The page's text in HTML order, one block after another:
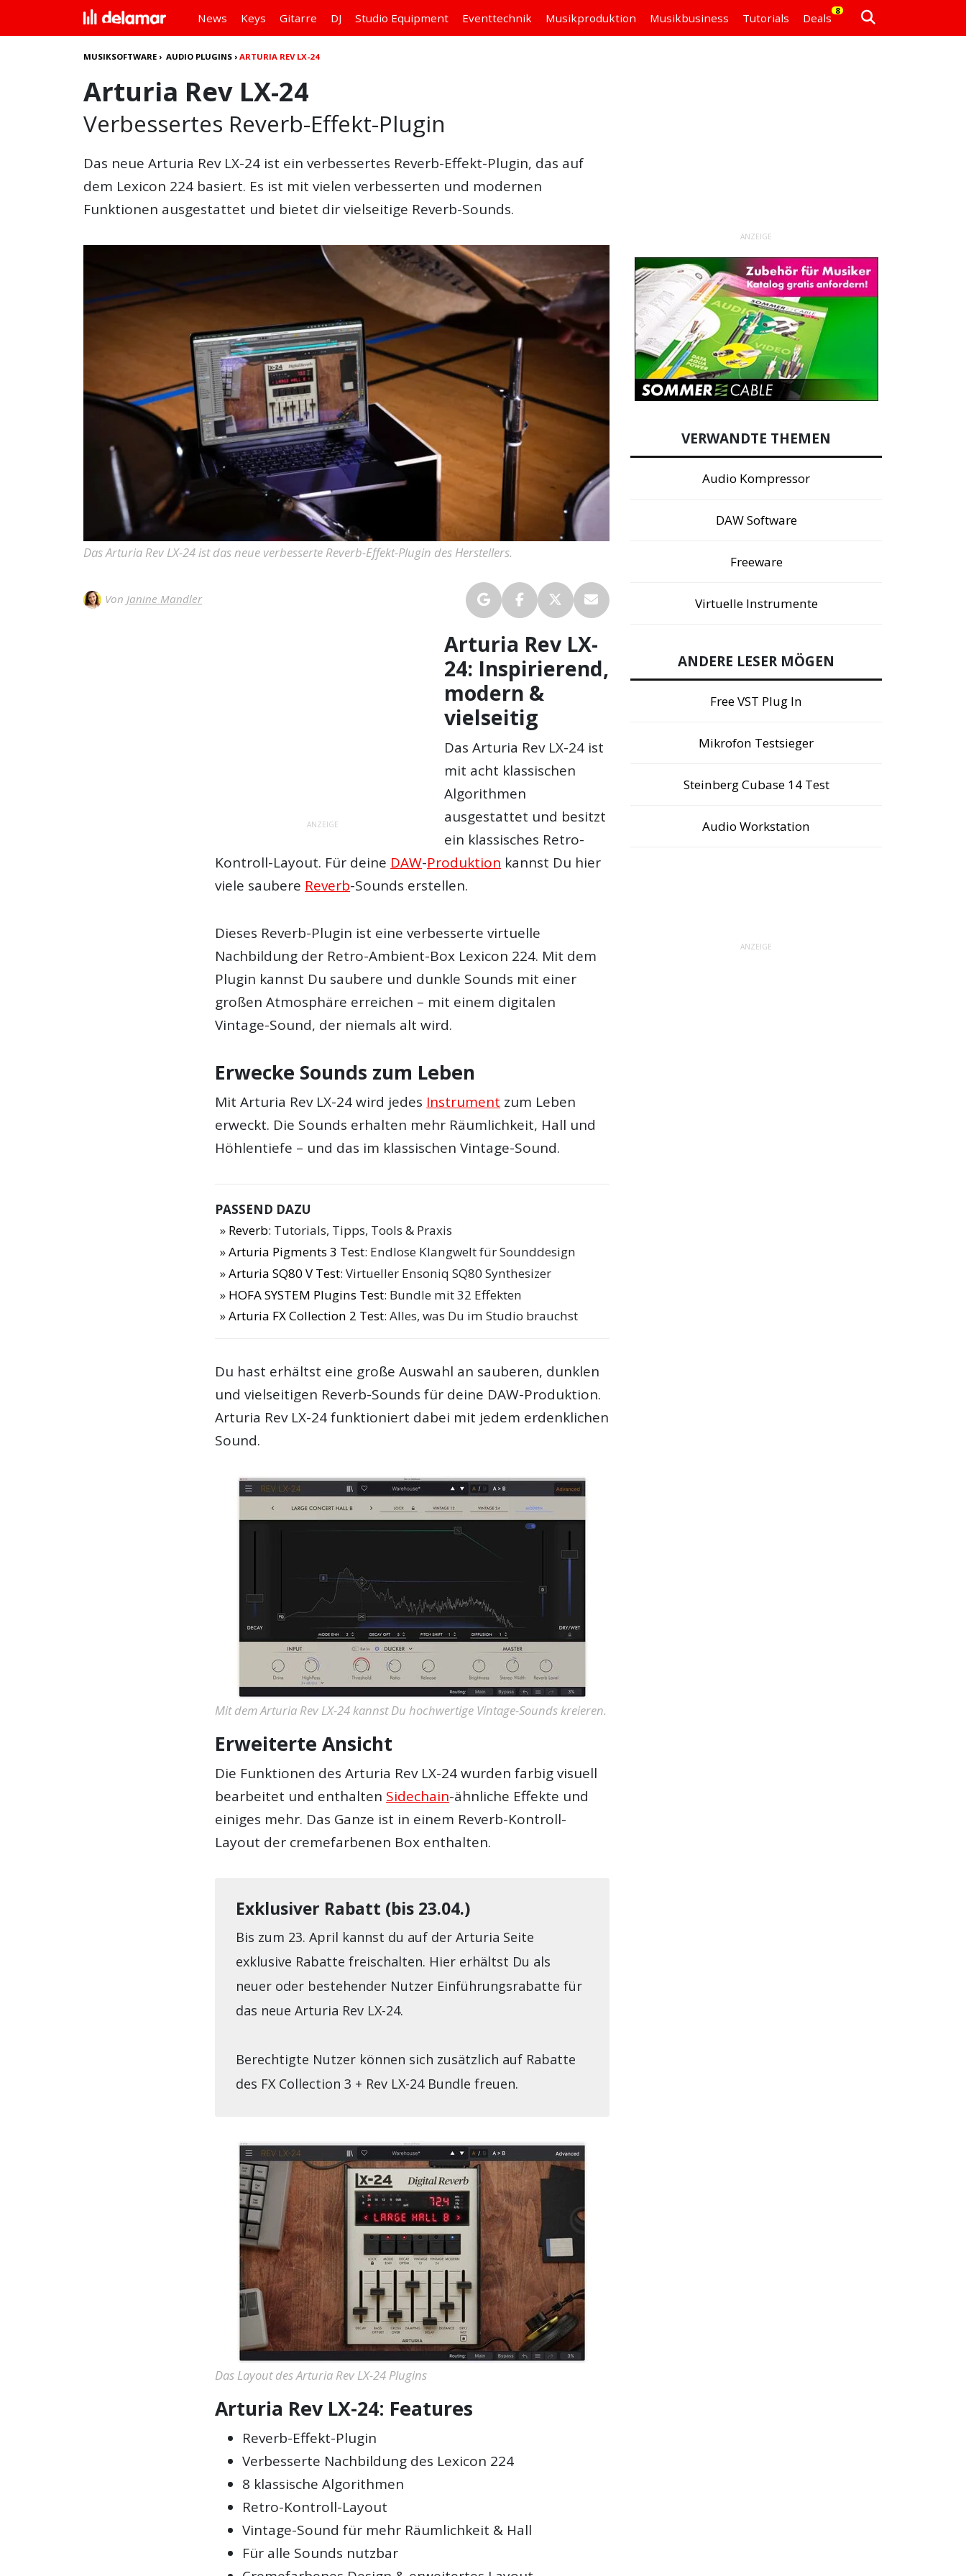
News Keys Gitarre DJ Studio Equipment Eventtechnik Musikproduktion Musikbusiness Tutorials Deals
8
MUSIKSOFTWARE ›AUDIO PLUGINS ›ARTURIA REV LX-24
Arturia Rev LX-24
Verbessertes Reverb-Effekt-Plugin
Das neueArturia Rev LX-24 ist ein verbessertes Reverb-Effekt-Plugin, das auf
dem Lexicon 224 basiert. Es ist mit vielen verbesserten und modernen
Funktionen ausgestattet und bietet dir vielseitige Reverb-Sounds.
Das Arturia Rev LX-24 ist das neue verbesserte Reverb-Effekt-Plugin des Herstellers.
Von Janine Mandler
ANZEIGE
Arturia Rev LX-
24: Inspirierend,
modern &
vielseitig
Das Arturia Rev LX-24 ist
mit acht klassischen
Algorithmen
ausgestattet und besitzt
ein klassisches Retro-
Kontroll-Layout. Für deine DAW-Produktion kannst Du hier
viele saubere Reverb-Sounds erstellen.
Dieses Reverb-Plugin ist eine verbesserte virtuelle
Nachbildung der Retro-Ambient-Box Lexicon 224. Mit dem
Plugin kannst Du saubere und dunkle Sounds mit einer
großen Atmosphäre erreichen – mit einem digitalen
Vintage-Sound, der niemals alt wird.
Erwecke Sounds zum Leben
Mit Arturia Rev LX-24 wird jedes Instrument zum Leben
erweckt. Die Sounds erhalten mehr Räumlichkeit, Hall und
Höhlentiefe – und das im klassischen Vintage-Sound.
PASSEND DAZU
Reverb: Tutorials, Tipps, Tools & Praxis
Arturia Pigments 3 Test: Endlose Klangwelt für Sounddesign
Arturia SQ80 V Test: Virtueller Ensoniq SQ80 Synthesizer
HOFA SYSTEM Plugins Test: Bundle mit 32 Effekten
Arturia FX Collection 2 Test: Alles, was Du im Studio brauchst
Du hast erhältst eine große Auswahl an sauberen, dunklen
und vielseitigen Reverb-Sounds für deine DAW-Produktion.
Arturia Rev LX-24 funktioniert dabei mit jedem erdenklichen
Sound.
Mit dem Arturia Rev LX-24 kannst Du hochwertige Vintage-Sounds kreieren.
Erweiterte Ansicht
Die Funktionen des Arturia Rev LX-24 wurden farbig visuell
bearbeitet und enthalten Sidechain-ähnliche Effekte und
einiges mehr. Das Ganze ist in einem Reverb-Kontroll-
Layout der cremefarbenen Box enthalten.
Exklusiver Rabatt (bis 23.04.)
Bis zum 23. April kannst du auf der Arturia Seite
exklusive Rabatte freischalten. Hier erhältst Du als
neuer oder bestehender Nutzer Einführungsrabatte für
das neue Arturia Rev LX-24.
Berechtigte Nutzer können sich zusätzlich auf Rabatte
des FX Collection 3 + Rev LX-24 Bundle freuen.
Das Layout des Arturia Rev LX-24 Plugins
Arturia Rev LX-24: Features
Reverb-Effekt-Plugin
Verbesserte Nachbildung des Lexicon 224
8 klassische Algorithmen
Retro-Kontroll-Layout
Vintage-Sound für mehr Räumlichkeit & Hall
Für alle Sounds nutzbar
ANZEIGE
VERWANDTE THEMEN
Audio Kompressor
DAW Software
Freeware
Virtuelle Instrumente
ANDERE LESER MÖGEN
Free VST Plug In
Mikrofon Testsieger
Steinberg Cubase 14 Test
Audio Workstation
ANZEIGE